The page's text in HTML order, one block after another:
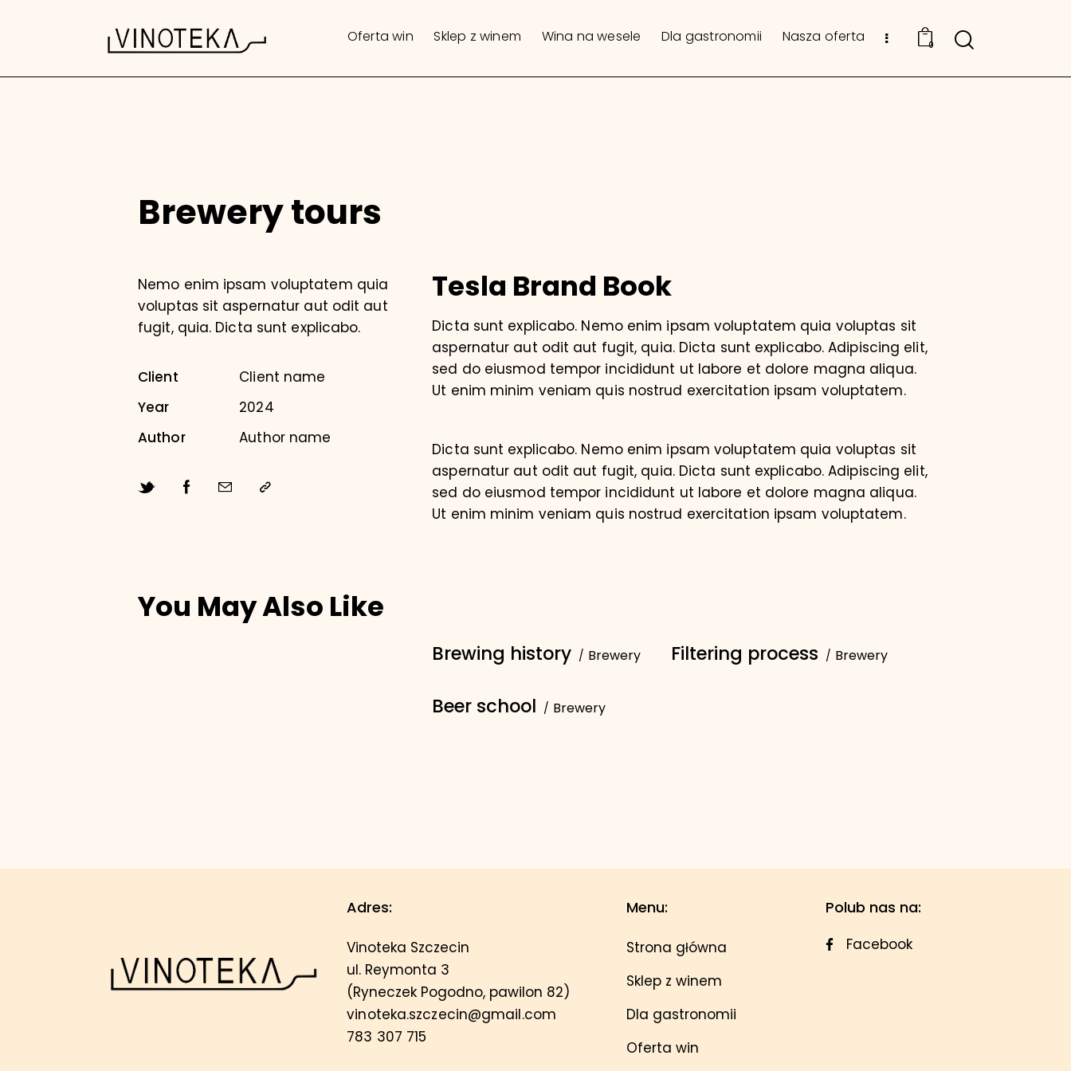
Oferta win Sklep z winem Wina na wesele Dla gastronomii Nasza oferta 0
Brewery tours
Nemo enim ipsam voluptatem quia
voluptas sit aspernatur aut odit aut
fugit, quia. Dicta sunt explicabo.
Client
Client name
Year
2024
Author
Author name
Tesla Brand Book
Dicta sunt explicabo. Nemo enim ipsam voluptatem quia voluptas sit
aspernatur aut odit aut fugit, quia. Dicta sunt explicabo. Adipiscing elit,
sed do eiusmod tempor incididunt ut labore et dolore magna aliqua.
Ut enim minim veniam quis nostrud exercitation ipsam voluptatem.
Dicta sunt explicabo. Nemo enim ipsam voluptatem quia voluptas sit
aspernatur aut odit aut fugit, quia. Dicta sunt explicabo. Adipiscing elit,
sed do eiusmod tempor incididunt ut labore et dolore magna aliqua.
Ut enim minim veniam quis nostrud exercitation ipsam voluptatem.
You May Also Like
Brewery
Brewing history Brewery
Filtering process
Brewery
Beer school
Adres:
Vinoteka Szczecin
ul. Reymonta 3
(Ryneczek Pogodno, pawilon 82)
vinoteka.szczecin@gmail.com
783 307 715
Menu:
Strona główna
Sklep z winem
Dla gastronomii
Oferta win
Polub nas na:
Facebook